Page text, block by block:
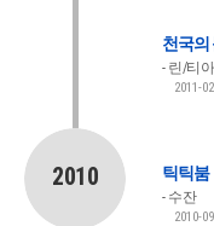
천국의
린/티
2011-
2010 틱틱붐
수잔
2010-